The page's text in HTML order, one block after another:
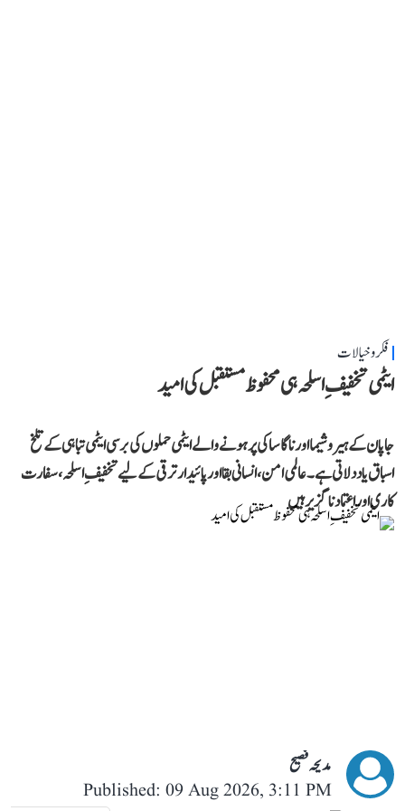
فکر و خیالات
ایٹمی تخفیفِ اسلحہ ہی محفوظ مستقبل کی امید
جاپان کے ہیروشیما اور ناگاساکی پر ہونے والے ایٹمی حملوں کی برسی ایٹمی تباہی کے تلخ
اسباق یاد دلاتی ہے۔ عالمی امن، انسانی بقا اور پائیدار ترقی کے لیے تخفیفِ اسلحہ، سفارت
کاری اور اعتماد ناگزیر ہیں
مدیحہ فصیح
Published: 09 Aug 2026, 3:11 PM